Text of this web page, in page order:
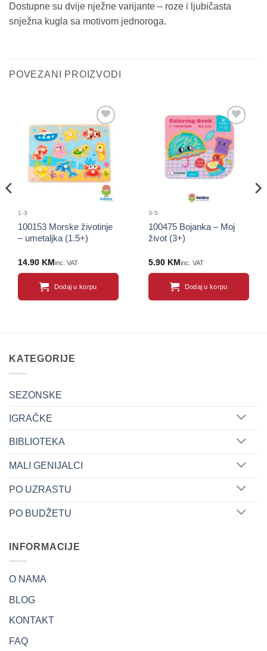
Dostupne su dvije nježne varijante – roze i ljubičasta
snježna kugla sa motivom jednoroga.
POVEZANI PROIZVODI
Sačuvaj
proizvod
1-3
100153 Morske životinje
– umetaljka (1.5+)
14.90 KM inc. VAT
Dodaj u korpu
Sačuvaj
proizvod
3-5
100475 Bojanka – Moj
život (3+)
5.90 KM inc. VAT
Dodaj u korpu
KATEGORIJE
SEZONSKE
IGRAČKE
BIBLIOTEKA
MALI GENIJALCI
PO UZRASTU
PO BUDŽETU
INFORMACIJE
O NAMA
BLOG
KONTAKT
FAQ